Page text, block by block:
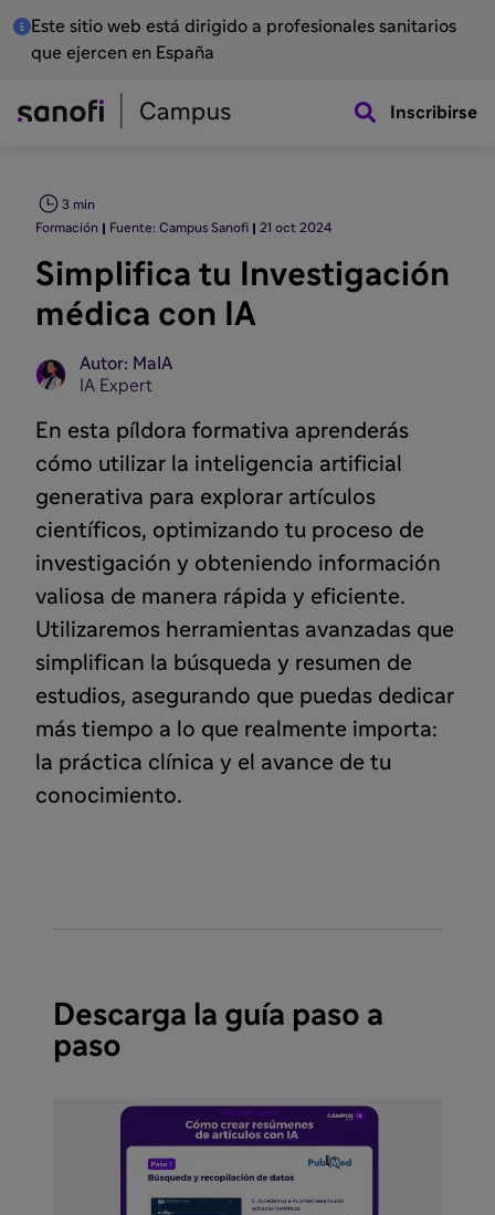
Este sitio web está dirigido a profesionales sanitarios
que ejercen en España
Inscribirse
Formación Fuente: Campus Sanofi 21 oct 2024
3 min
Simplifica tu Investigación
médica con IA
Autor: MaIA
IA Expert
En esta píldora formativa aprenderás
cómo utilizar la inteligencia artificial
generativa para explorar artículos
científicos, optimizando tu proceso de
investigación y obteniendo información
valiosa de manera rápida y eficiente.
Utilizaremos herramientas avanzadas que
simplifican la búsqueda y resumen de
estudios, asegurando que puedas dedicar
más tiempo a lo que realmente importa:
la práctica clínica y el avance de tu
conocimiento.
Descarga la guía paso a
paso